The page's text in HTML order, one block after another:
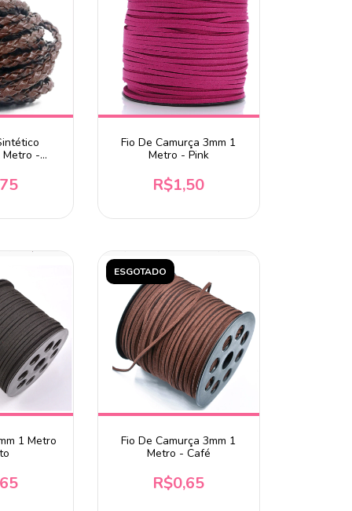
Metro -
Fio De Camurça 3mm 1
Metro - Pink
R$1,50
1 Metro
ESGOTADO
Fio De Camurça 3mm 1
Metro - Café
R$0,65